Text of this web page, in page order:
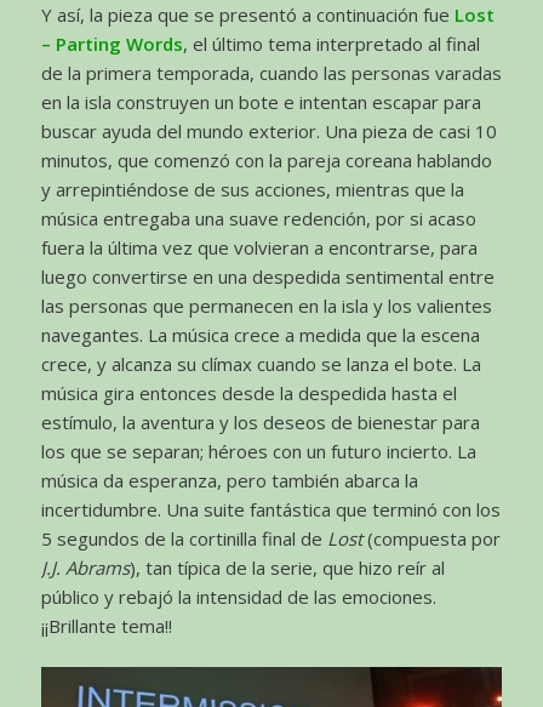
Y así, la pieza que se presentó a continuación fue Lost
– Parting Words, el último tema interpretado al final
de la primera temporada, cuando las personas varadas
en la isla construyen un bote e intentan escapar para
buscar ayuda del mundo exterior. Una pieza de casi 10
minutos, que comenzó con la pareja coreana hablando
y arrepintiéndose de sus acciones, mientras que la
música entregaba una suave redención, por si acaso
fuera la última vez que volvieran a encontrarse, para
luego convertirse en una despedida sentimental entre
las personas que permanecen en la isla y los valientes
navegantes. La música crece a medida que la escena
crece, y alcanza su clímax cuando se lanza el bote. La
música gira entonces desde la despedida hasta el
estímulo, la aventura y los deseos de bienestar para
los que se separan; héroes con un futuro incierto. La
música da esperanza, pero también abarca la
incertidumbre. Una suite fantástica que terminó con los
5 segundos de la cortinilla final de Lost(compuesta por
J.J. Abrams), tan típica de la serie, que hizo reír al
público y rebajó la intensidad de las emociones.
¡¡Brillante tema!!